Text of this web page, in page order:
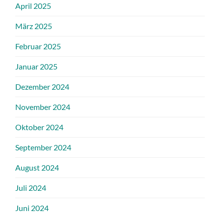
April 2025
März 2025
Februar 2025
Januar 2025
Dezember 2024
November 2024
Oktober 2024
September 2024
August 2024
Juli 2024
Juni 2024